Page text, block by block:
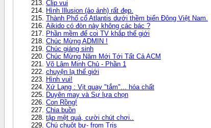
Clip vui
Hình Illusion (ảo ảnh) rất đẹp.
Thành Phố cổ Atlantis dưới thềm biển Đông Việt Nam.
Aikido có đòn này không các bác ?
Phần mềm để coi TV khắp thế giới
Chúc Mừng ADMIN !
Chúc giáng sinh
Chúc Mừng Năm Mới Tới Tẩt Cả ACM
Võ Lâm Minh Chủ - Phần 1
chuyện lạ thế giới
Hình vui!
Xứ Lạng : Vịt quay "tắm"... hóa chất
Duyên may và Sự lựa chọn
Con Rồng!
Chia buồn
tập mệt quá, cười chút chơi..
Chú chuột bự- from Tris